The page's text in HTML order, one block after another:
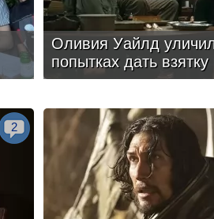
Оливия Уайлд
попытках дать
2